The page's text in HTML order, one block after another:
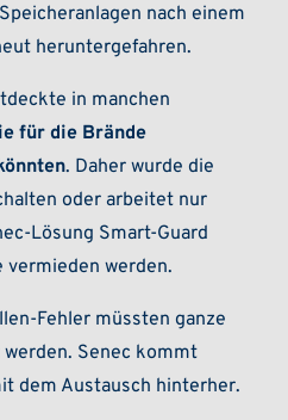
nach einem
heruntergefahren.
in manchen
für die Brände
. Daher wurde die
oder arbeitet nur
Lösung Smart-Guard
vermieden werden.
Fehler müssten ganze
Senec kommt
dem Austausch hinterher.